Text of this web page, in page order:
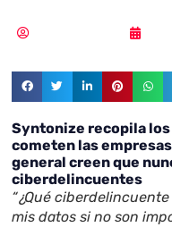
Syntonize recopila
cometen las
general creen que
ciberdelincuentes
“¿Qué
mis datos si no son